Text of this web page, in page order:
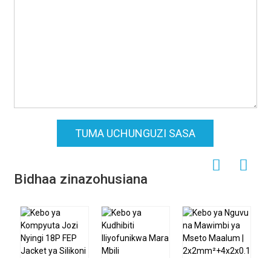
TUMA UCHUNGUZI SASA
Bidhaa zinazohusiana